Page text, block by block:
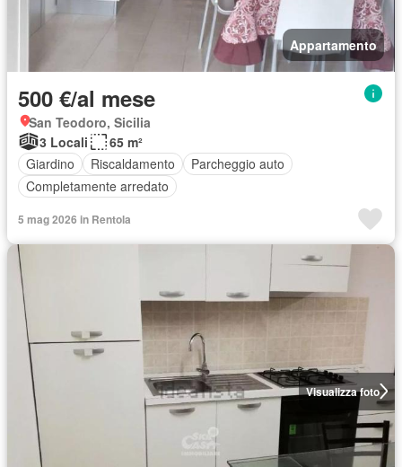
Appartamento
500 €/al mese
San Teodoro, Sicilia
3 Locali
65 m²
Giardino
Riscaldamento
Parcheggio auto
Completamente arredato
5 mag 2026 in Rentola
Visualizza foto